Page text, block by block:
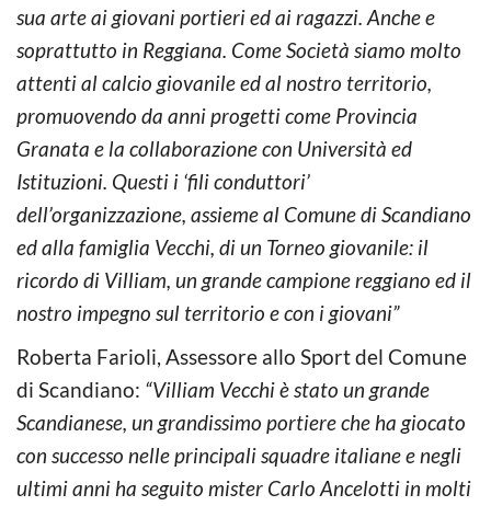
sua arte ai giovani portieri ed ai ragazzi. Anche e
soprattutto in Reggiana. Come Società siamo molto
attenti al calcio giovanile ed al nostro territorio,
promuovendo da anni progetti come Provincia
Granata e la collaborazione con Università ed
Istituzioni. Questi i ‘fili conduttori’
dell’organizzazione, assieme al Comune di Scandiano
ed alla famiglia Vecchi, di un Torneo giovanile: il
ricordo di Villiam, un grande campione reggiano ed il
nostro impegno sul territorio e con i giovani”
Roberta Farioli, Assessore allo Sport del Comune
di Scandiano: “Villiam Vecchi è stato un grande
Scandianese, un grandissimo portiere che ha giocato
con successo nelle principali squadre italiane e negli
ultimi anni ha seguito mister Carlo Ancelotti in molti